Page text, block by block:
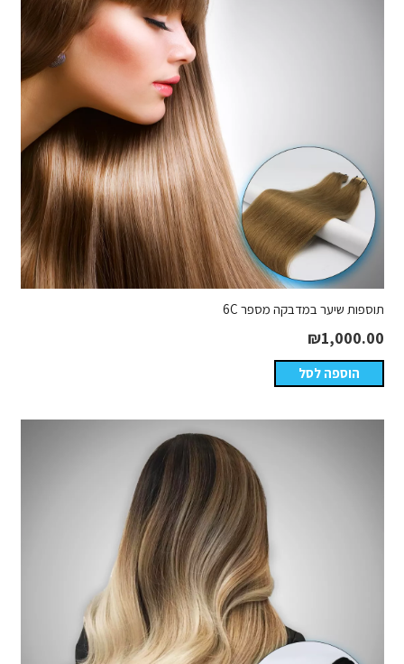
תוספות שיער במדבקה מספר 6C
₪1,000.00
הוספה לסל